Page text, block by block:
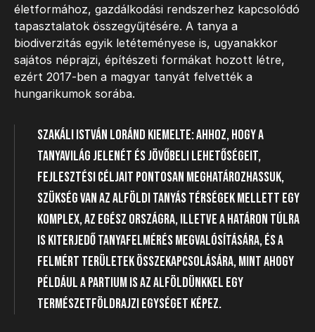
életformához, gazdálkodási rendszerhez kapcsolódó
tapasztalatok összegyűjtésére. A tanya a
biodiverzitás egyik letéteményese is, ugyanakkor
sajátos néprajzi, építészeti formákat hozott létre,
ezért 2017-ben a magyar tanyát felvették a
hungarikumok sorába.
Szakáli István Loránd kiemelte: ahhoz, hogy a
tanyavilág jelenét és jövőbeli lehetőségeit,
fejlesztési céljait pontosan meghatározhassuk,
szükség van az alföldi tanyás térségek mellett egy
komplex, az egész országra, illetve a határon túlra
is kiterjedő tanyafelmérés megvalósítására, és a
felmért területek összekapcsolására, mint ahogy
például a Partium is az Alföldünkkel egy
természetföldrajzi egységet képez.